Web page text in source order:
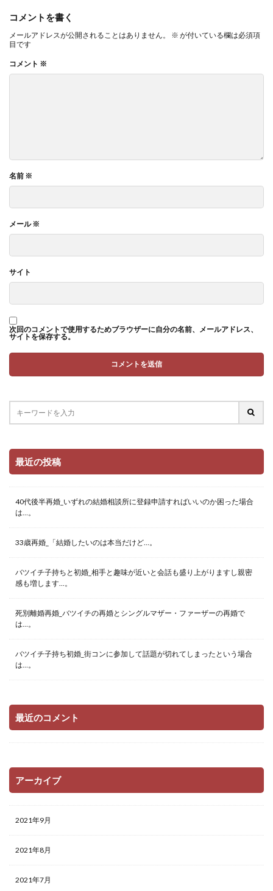
コメントを書く
メールアドレスが公開されることはありません。 ※ が付いている欄は必須項
目です
コメント ※
名前 ※
メール※
サイト
次回のコメントで使用するためブラウザーに自分の名前、メールアドレス、
サイトを保存する。
最近の投稿
40代後半再婚_いずれの結婚相談所に登録申請すればいいのか困った場合
は…。
33歳再婚_「結婚したいのは本当だけど…。
バツイチ子持ちと初婚_相手と趣味が近いと会話も盛り上がりますし親密
感も増します…。
死別離婚再婚_バツイチの再婚とシングルマザー・ファーザーの再婚で
は…。
バツイチ子持ち初婚_街コンに参加して話題が切れてしまったという場合
は…。
最近のコメント
アーカイブ
2021年9月
2021年8月
2021年7月